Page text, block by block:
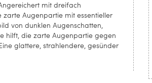
mit dreifach
Augenpartie mit essentieller
von dunklen Augenschatten,
hilft, die zarte Augenpartie gegen
glattere, strahlendere, gesünder